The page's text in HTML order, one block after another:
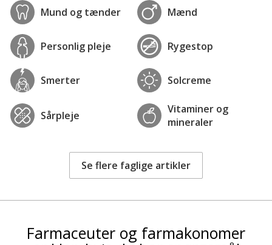
Mund og tænder Mænd
Personlig pleje Rygestop
Smerter Solcreme
Sårpleje
Vitaminer og
mineraler
Se flere faglige artikler
Farmaceuter og farmakonomer